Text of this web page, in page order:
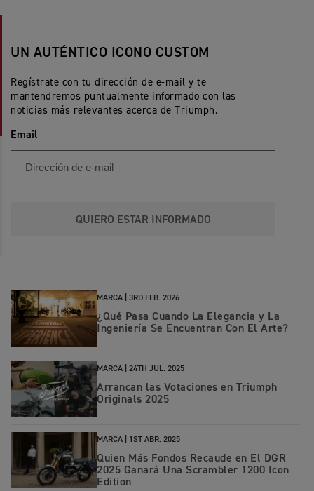
UN AUTÉNTICO ICONO CUSTOM
Regístrate con tu dirección de e-mail y te
mantendremos puntualmente informado con las
noticias más relevantes acerca de Triumph.
Email
QUIERO ESTAR INFORMADO
MARCA | 3RD FEB. 2026
¿Qué Pasa Cuando La Elegancia y La
Ingeniería Se Encuentran Con El Arte?
MARCA | 24TH JUL. 2025
Arrancan las Votaciones en Triumph
Originals 2025
MARCA | 1ST ABR. 2025
Quien Más Fondos Recaude en El DGR
2025 Ganará Una Scrambler 1200 Icon
Edition